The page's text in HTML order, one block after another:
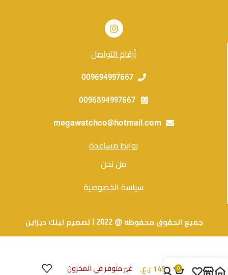
أرقام التواصل
009694997667
0096894997667
megawatchco@hotmail.com
روابط مساعدة
من نحن
سياسة الخصوصية
جميع الحقوق محفوظة @ 2022 | تصميم لينك ديزاين
Ville
145.000 ر.ع. غير متوفر في المخزون 0